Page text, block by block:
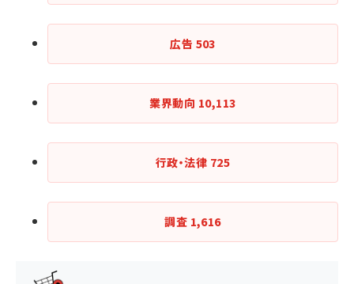
広告 503
業界動向 10,113
行政・法律 725
調査 1,616